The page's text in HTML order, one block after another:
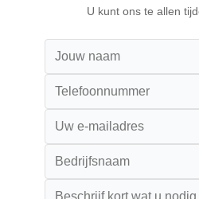
U kunt ons te allen